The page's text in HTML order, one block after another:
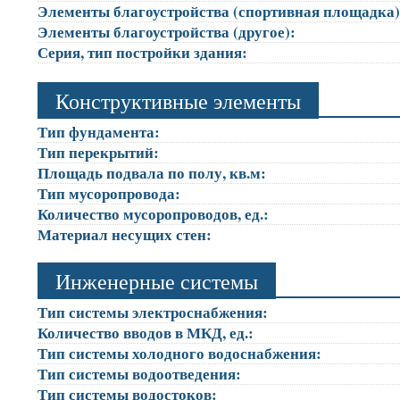
Элементы благоустройства (спортивная
Элементы благоустройства (другое):
Серия, тип постройки здания:
Конструктивные элементы
Тип фундамента:
Тип перекрытий:
Площадь подвала по полу, кв.м:
Тип мусоропровода:
Количество мусоропроводов, ед.:
Материал несущих стен:
Инженерные системы
Тип системы электроснабжения:
Количество вводов в МКД, ед.:
Тип системы холодного водоснабжения:
Тип системы водоотведения:
Тип системы водостоков: